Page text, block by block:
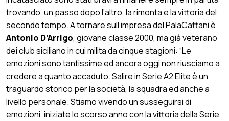
trovando, un passo dopo l’altro, la rimonta e la vittoria del
secondo tempo. A tornare sull’impresa del PalaCattani è
Antonio D’Arrigo, giovane classe 2000, ma già veterano
dei club siciliano in cui milita da cinque stagioni: “Le
emozioni sono tantissime ed ancora oggi non riusciamo a
credere a quanto accaduto. Salire in Serie A2 Elite è un
traguardo storico per la società, la squadra ed anche a
livello personale. Stiamo vivendo un susseguirsi di
emozioni, iniziate lo scorso anno con la vittoria della Serie